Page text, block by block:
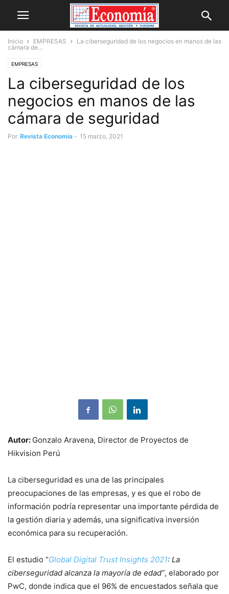
Inicio EMPRESAS
La ciberseguridad de los negocios en manos de las
cámara de...
EMPRESAS
La ciberseguridad de los
negocios en manos de las
cámara de seguridad
Por Revista Economía - 15 marzo, 2021
Autor: Gonzalo Aravena, Director de Proyectos de
Hikvision Perú
La ciberseguridad es una de las principales
preocupaciones de las empresas, y es que el robo de
información podría representar una importante pérdida de
la gestión diaria y además, una significativa inversión
económica para su recuperación.
El estudio “Global Digital Trust Insights 2021: La
ciberseguridad alcanza la mayoría de edad”, elaborado por
PwC, donde indica que el 96% de encuestados señala que